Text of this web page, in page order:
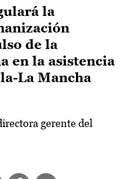
la
de la
en la asistencia
La Mancha
gerente del